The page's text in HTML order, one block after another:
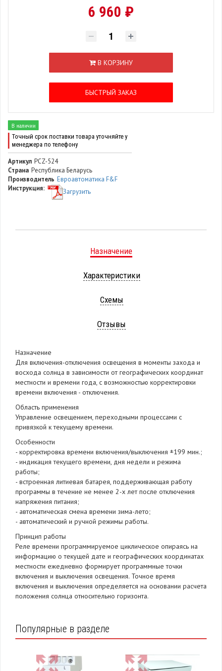
6 960 ₽
В КОРЗИНУ
БЫСТРЫЙ ЗАКАЗ
В наличии
Точный срок поставки товара уточняйте у
менеджера по телефону
Артикул PCZ-524
Страна Республика Беларусь
Производитель Евроавтоматика F&F
Инструкция:
Загрузить
Назначение
Характеристики
Схемы
Отзывы
Назначение
Для включения-отключения освещения в моменты захода и
восхода солнца в зависимости от географических координат
местности и времени года, с возможностью корректировки
времени включения - отключения.
Область применения
Управление освещением, переходными процессами с
привязкой к текущему времени.
Особенности
- корректировка времени включения/выключения ±199 мин.;
- индикация текущего времени, дня недели и режима
работы;
- встроенная литиевая батарея, поддерживающая работу
программы в течение не менее 2-х лет после отключения
напряжения питания;
- автоматическая смена времени зима-лето;
- автоматический и ручной режимы работы.
Принцип работы
Реле времени программируемое циклическое опираясь на
информацию о текущей дате и географических координатах
местности ежедневно формирует программные точки
включения и выключения освещения. Точное время
включения и выключения определяется на основании расчета
положения солнца относительно горизонта.
Популярные в разделе